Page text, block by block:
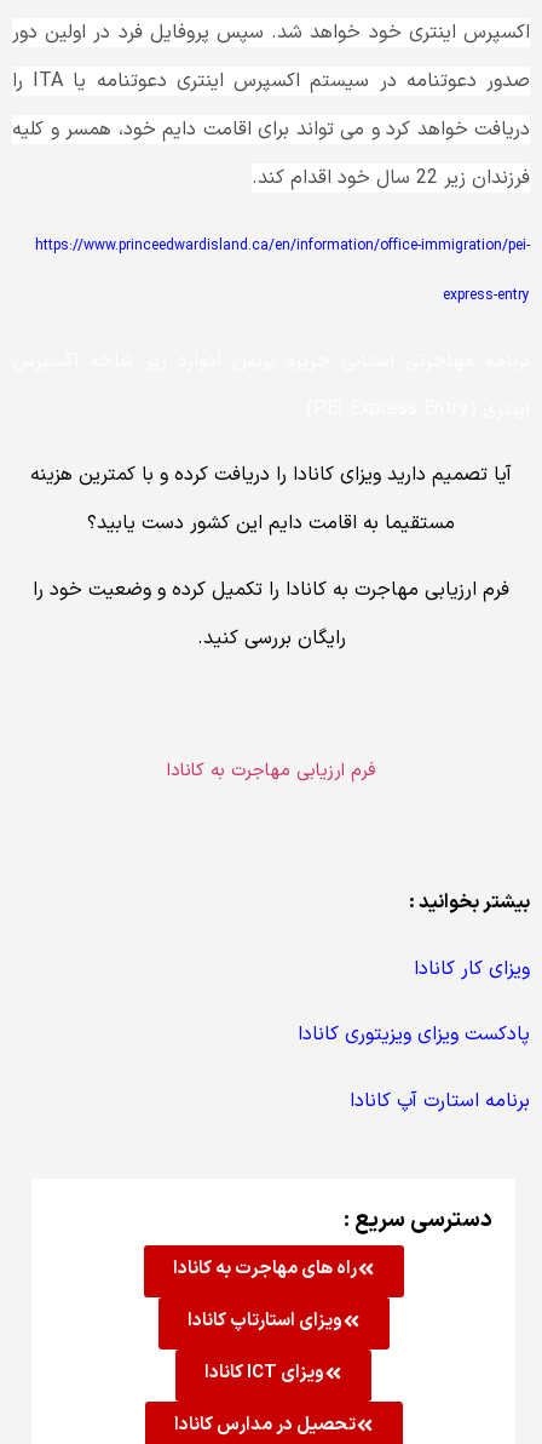
دسترسی سریع :
راه های مهاجرت به کانادا
ویزای استارتاپ کانادا
ویزای ICT کانادا
تحصیل در مدارس کانادا
اکسپرس اینتری خود خواهد شد. سپس پروفایل فرد در اولین دور
صدور دعوتنامه در سیستم اکسپرس اینتری دعوتنامه یا ITA را
دریافت خواهد کرد و می تواند برای اقامت دایم خود، همسر و کلیه
فرزندان زیر 22 سال خود اقدام کند.
https://www.princeedwardisland.ca/en/information/office-immigration/pei-
express-entry
آیا تصمیم دارید ویزای کانادا را دریافت کرده و با کمترین هزینه
مستقیما به اقامت دایم این کشور دست یابید؟
فرم ارزیابی مهاجرت به کانادا را تکمیل کرده و وضعیت خود را
رایگان بررسی کنید.
فرم ارزیابی مهاجرت به کانادا
بیشتر بخوانید :
ویزای کار کانادا
پادکست ویزای ویزیتوری کانادا
برنامه استارت آپ کانادا